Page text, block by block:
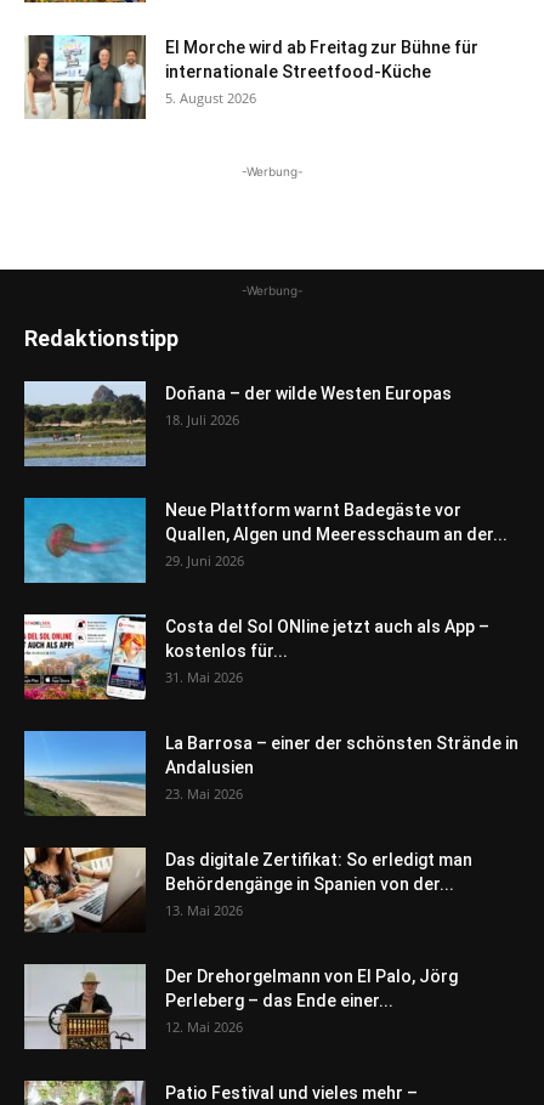
El Morche wird ab Freitag zur Bühne für
internationale Streetfood-Küche
5. August 2026
-Werbung-
-Werbung-
Redaktionstipp
Doñana – der wilde Westen Europas
18. Juli 2026
Neue Plattform warnt Badegäste vor
Quallen, Algen und Meeresschaum an der...
29. Juni 2026
Costa del Sol ONline jetzt auch als App –
kostenlos für...
31. Mai 2026
La Barrosa – einer der schönsten Strände in
Andalusien
23. Mai 2026
Das digitale Zertifikat: So erledigt man
Behördengänge in Spanien von der...
13. Mai 2026
Der Drehorgelmann von El Palo, Jörg
Perleberg – das Ende einer...
12. Mai 2026
Patio Festival und vieles mehr –